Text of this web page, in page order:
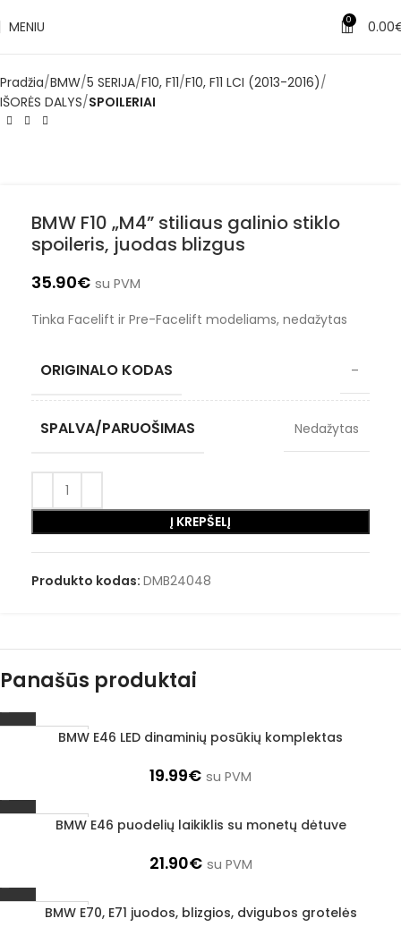
MENIU 0 0.00
Pradžia BMW 5 SERIJA F10, F11 F10, F11 LCI (2013-2016)
IŠORĖS DALYS SPOILERIAI
BMW F10 „M4” stiliaus galinio stiklo
spoileris, juodas blizgus
35.90€ su PVM
Tinka Facelift ir Pre-Facelift modeliams, nedažytas
ORIGINALO KODAS –
SPALVA/PARUOŠIMAS Nedažytas
✔
Į KREPŠELĮ
Produkto kodas: DMB24048
Panašūs produktai
1–3 D. D.BMW E46 LED dinaminių posūkių komplektas
19.99€ su PVM
1–3 D. D.
BMW E46 puodelių laikiklis su monetų dėtuve
21.90€ su PVM
1–3 D. D.
BMW E70, E71 juodos, blizgios, dvigubos grotelės